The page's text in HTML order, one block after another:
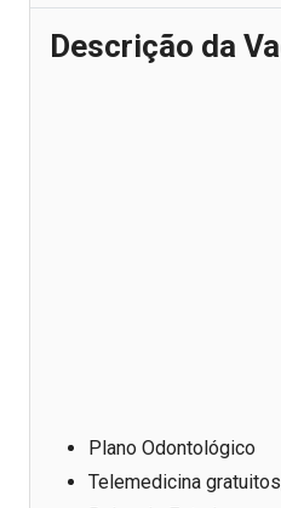
Descrição da
Plano Odontológico
Telemedicina